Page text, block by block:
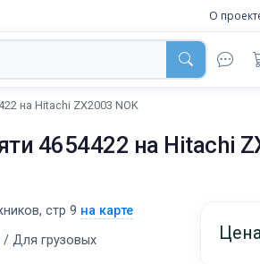
О
на Hitachi ZX2003 NOK
4654422 на Hitachi
стр 9 на карте
/ Для грузовых